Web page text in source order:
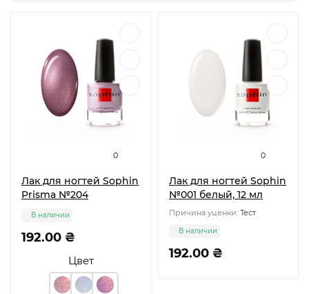
0
Лак для ногтей Sophin
Prisma №204
Цвет
192.00 ₴
В наличии
0
Лак для ногтей Sophin
№001 белый, 12 мл
Причина уценки: Тест
192.00 ₴
В наличии